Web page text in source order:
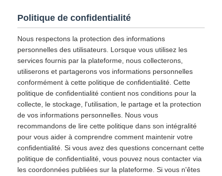
Politique de confidentialité
Nous respectons la protection des informations
personnelles des utilisateurs. Lorsque vous utilisez les
services fournis par la plateforme, nous collecterons,
utiliserons et partagerons vos informations personnelles
conformément à cette politique de confidentialité. Cette
politique de confidentialité contient nos conditions pour la
collecte, le stockage, l'utilisation, le partage et la protection
de vos informations personnelles. Nous vous
recommandons de lire cette politique dans son intégralité
pour vous aider à comprendre comment maintenir votre
confidentialité. Si vous avez des questions concernant cette
politique de confidentialité, vous pouvez nous contacter via
les coordonnées publiées sur la plateforme. Si vous n'êtes